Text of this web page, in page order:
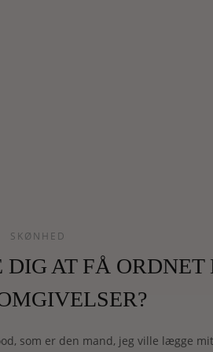
SKØNHED
AT FÅ ORDNET
som er den mand, jeg ville lægge